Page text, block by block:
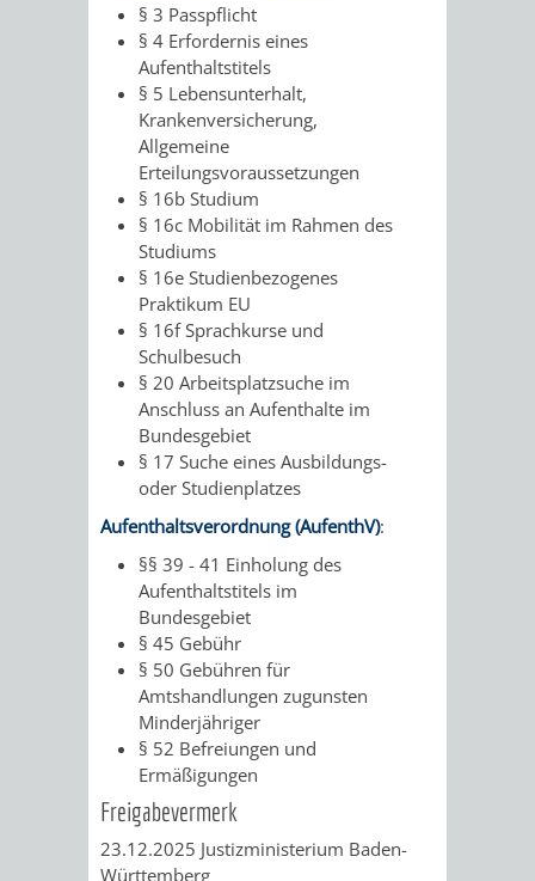
§ 3 Passpflicht
§ 4 Erfordernis eines
Aufenthaltstitels
§ 5 Lebensunterhalt,
Krankenversicherung,
Allgemeine
Erteilungsvoraussetzungen
§ 16b Studium
§ 16c Mobilität im Rahmen des
Studiums
§ 16e Studienbezogenes
Praktikum EU
§ 16f Sprachkurse und
Schulbesuch
§ 20 Arbeitsplatzsuche im
Anschluss an Aufenthalte im
Bundesgebiet
§ 17 Suche eines Ausbildungs-
oder Studienplatzes
Aufenthaltsverordnung (AufenthV):
§§ 39 - 41 Einholung des
Aufenthaltstitels im
Bundesgebiet
§ 45 Gebühr
§ 50 Gebühren für
Amtshandlungen zugunsten
Minderjähriger
§ 52 Befreiungen und
Ermäßigungen
Freigabevermerk
23.12.2025 Justizministerium Baden-
Württemberg